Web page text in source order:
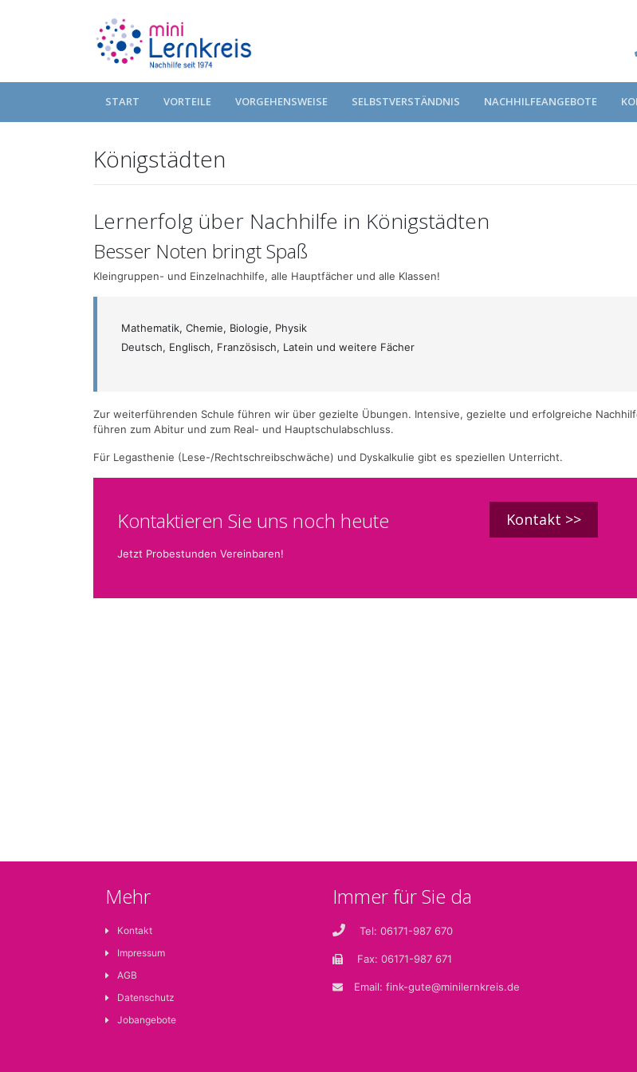
START VORTEILE VORGEHENSWEISE SELBSTVERSTÄNDNIS NACHHILFEANGEBOTE
Königstädten
Lernerfolg über Nachhilfe in Königstädten
Besser Noten bringt Spaß
Kleingruppen- und Einzelnachhilfe, alle Hauptfächer und alle Klassen!
Mathematik, Chemie, Biologie, Physik
Deutsch, Englisch, Französisch, Latein und weitere Fächer
Zur weiterführenden Schule führen wir über gezielte Übungen. Intensive, gezielte und erfolgreiche
führen zum Abitur und zum Real- und Hauptschulabschluss.
Für Legasthenie (Lese-/Rechtschreibschwäche) und Dyskalkulie gibt es speziellen Unterricht.
Kontaktieren Sie uns noch heute
Jetzt Probestunden Vereinbaren!
Kontakt >>
Mehr
Kontakt
Impressum
AGB
Datenschutz
Jobangebote
Immer für Sie da
Tel: 06171-987 670
Fax: 06171-987 671
Email: fink-gute@minilernkreis.de